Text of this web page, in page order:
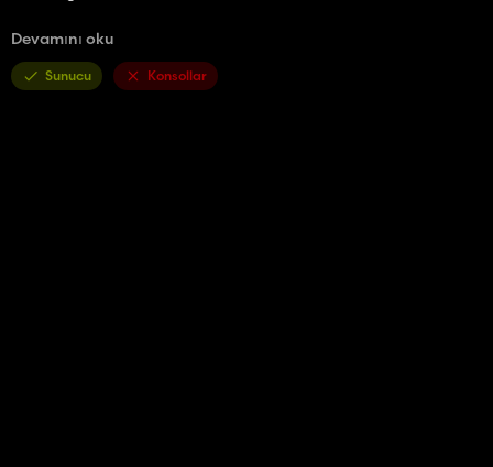
and other functions
Credits:
Sotillo
Devamını oku
Sunucu Konsollar